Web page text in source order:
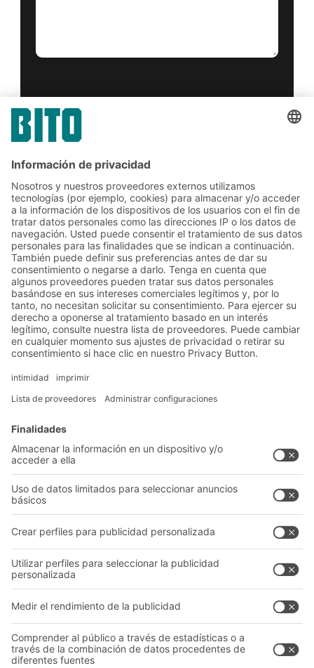
Sí, he leído y acepto el
Friendly Captcha
Enviar *= Requerido
Soluciones
Soluciones intralogísticas
Cajas y contenedores
Sistemas de transporte
Nuestros servicios
Asesoramiento y servicio
Catálogo General
Documentos para descargar
Formulario de contacto
Empresa
Quiénes somos
Nuestra red global
Centros de producción
Follow us